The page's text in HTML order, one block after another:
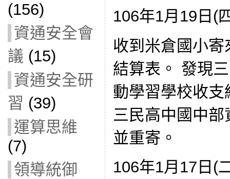
(156)
資通安全會
議 (15)
資通安全研
習 (39)
運算思維
(7)
領導統御
106年1月19日(
收到米倉國小
結算表。 發現
動學習學校收
三民高中國中
並重寄。
106年1月17日(